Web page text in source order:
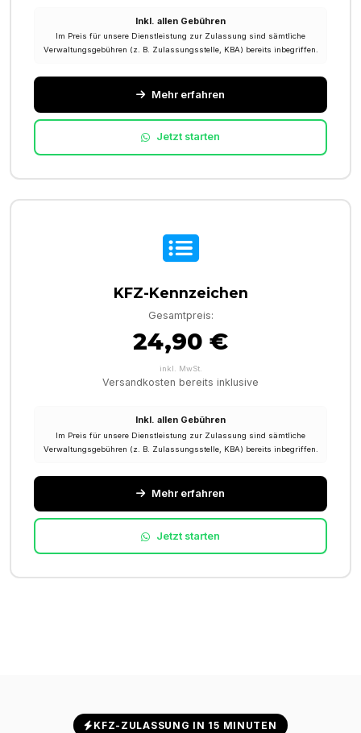
Inkl. allen Gebühren
Im Preis für unsere Dienstleistung zur Zulassung sind sämtliche
Verwaltungsgebühren (z. B. Zulassungsstelle, KBA) bereits inbegriffen.
Mehr erfahren
Jetzt starten
KFZ-Kennzeichen
Gesamtpreis:
24,90 €
inkl. MwSt.
Versandkosten bereits inklusive
Inkl. allen Gebühren
Im Preis für unsere Dienstleistung zur Zulassung sind sämtliche
Verwaltungsgebühren (z. B. Zulassungsstelle, KBA) bereits inbegriffen.
Mehr erfahren
Jetzt starten
KFZ-ZULASSUNG IN 15 MINUTEN